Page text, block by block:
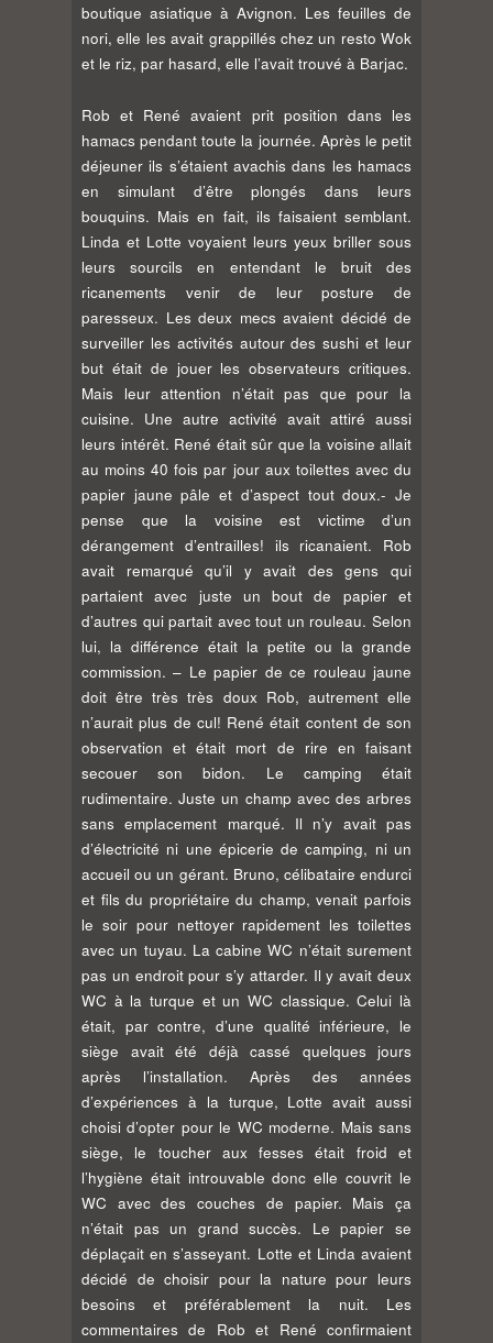
boutique asiatique à Avignon. Les feuilles de
nori, elle les avait grappillés chez un resto Wok
et le riz, par hasard, elle l’avait trouvé à Barjac.
Rob et René avaient prit position dans les
hamacs pendant toute la journée. Après le petit
déjeuner ils s’étaient avachis dans les hamacs
en simulant d’être plongés dans leurs
bouquins. Mais en fait, ils faisaient semblant.
Linda et Lotte voyaient leurs yeux briller sous
leurs sourcils en entendant le bruit des
ricanements venir de leur posture de
paresseux. Les deux mecs avaient décidé de
surveiller les activités autour des sushi et leur
but était de jouer les observateurs critiques.
Mais leur attention n’était pas que pour la
cuisine. Une autre activité avait attiré aussi
leurs intérêt. René était sûr que la voisine allait
au moins 40 fois par jour aux toilettes avec du
papier jaune pâle et d’aspect tout doux.- Je
pense que la voisine est victime d’un
dérangement d’entrailles! ils ricanaient. Rob
avait remarqué qu’il y avait des gens qui
partaient avec juste un bout de papier et
d’autres qui partait avec tout un rouleau. Selon
lui, la différence était la petite ou la grande
commission. – Le papier de ce rouleau jaune
doit être très très doux Rob, autrement elle
n’aurait plus de cul! René était content de son
observation et était mort de rire en faisant
secouer son bidon. Le camping était
rudimentaire. Juste un champ avec des arbres
sans emplacement marqué. Il n’y avait pas
d’électricité ni une épicerie de camping, ni un
accueil ou un gérant. Bruno, célibataire endurci
et fils du propriétaire du champ, venait parfois
le soir pour nettoyer rapidement les toilettes
avec un tuyau. La cabine WC n’était surement
pas un endroit pour s’y attarder. Il y avait deux
WC à la turque et un WC classique. Celui là
était, par contre, d’une qualité inférieure, le
siège avait été déjà cassé quelques jours
après l’installation. Après des années
d’expériences à la turque, Lotte avait aussi
choisi d’opter pour le WC moderne. Mais sans
siège, le toucher aux fesses était froid et
l’hygiène était introuvable donc elle couvrit le
WC avec des couches de papier. Mais ça
n’était pas un grand succès. Le papier se
déplaçait en s’asseyant. Lotte et Linda avaient
décidé de choisir pour la nature pour leurs
besoins et préférablement la nuit. Les
commentaires de Rob et René confirmaient